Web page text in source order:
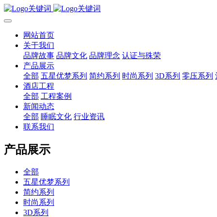
网站首页
关于我们
品牌故事 品牌文化 品牌理念 认证与殊荣
产品展示
全部 五星优梦系列 简约系列 时尚系列 3D系列 零压系列
酒店工程
全部 工程案例
新闻动态
全部 睡眠文化 行业资讯
联系我们
产品展示
全部
五星优梦系列
简约系列
时尚系列
3D系列